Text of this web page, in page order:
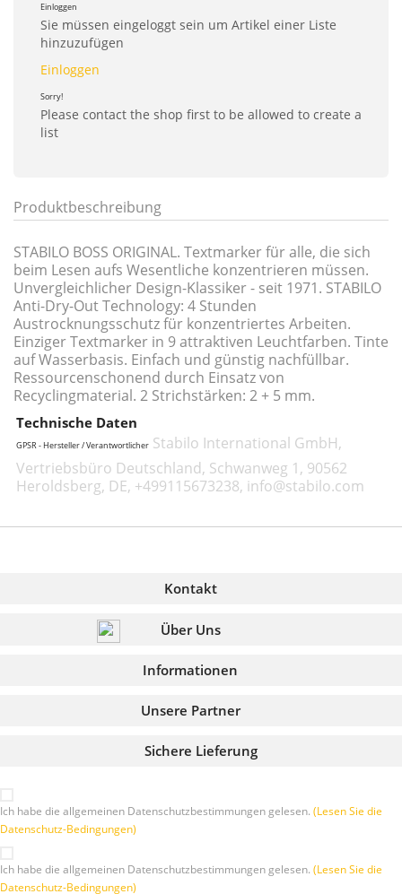
Einloggen
Sie müssen eingeloggt sein um Artikel einer Liste
hinzuzufügen
Einloggen
Sorry!
Please contact the shop first to be allowed to create a
list
Produktbeschreibung
STABILO BOSS ORIGINAL. Textmarker für alle, die sich
beim Lesen aufs Wesentliche konzentrieren müssen.
Unvergleichlicher Design-Klassiker - seit 1971. STABILO
Anti-Dry-Out Technology: 4 Stunden
Austrocknungsschutz für konzentriertes Arbeiten.
Einziger Textmarker in 9 attraktiven Leuchtfarben. Tinte
auf Wasserbasis. Einfach und günstig nachfüllbar.
Ressourcenschonend durch Einsatz von
Recyclingmaterial. 2 Strichstärken: 2 + 5 mm.
Technische Daten
GPSR - Hersteller / Verantwortlicher Stabilo International GmbH,
Vertriebsbüro Deutschland, Schwanweg 1, 90562
Heroldsberg, DE, +499115673238, info@stabilo.com
Kontakt
Über Uns
Informationen
Sichere Lieferung
Unsere Partner
Ich habe die allgemeinen Datenschutzbestimmungen gelesen. (Lesen Sie die
Datenschutz-Bedingungen)
Ich habe die allgemeinen Datenschutzbestimmungen gelesen. (Lesen Sie die
Datenschutz-Bedingungen)